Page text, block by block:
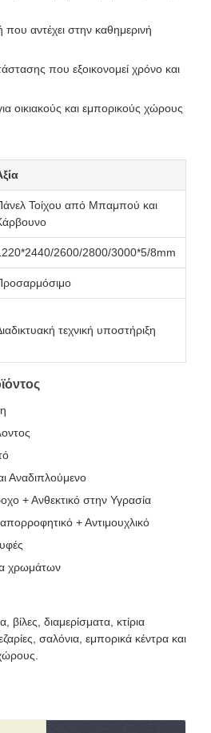
που αντέχει στην καθημερινή
που εξοικονομεί χρόνο και
οικιακούς και εμπορικούς χώρους
Τοίχου από Μπαμπού και
2600/2800/3000*5/8mm
τεχνική υποστήριξη
Αναδιπλούμενο
+ Ανθεκτικό στην Υγρασία
+ Αντιμουχλικό
χρωμάτων
βίλες, διαμερίσματα, κτίρια
σαλόνια, εμπορικά κέντρα και